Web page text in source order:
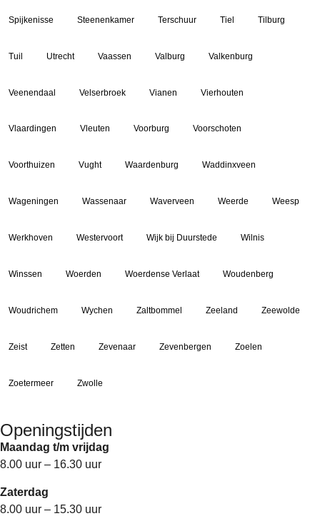
Spijkenisse Steenenkamer Terschuur Tiel Tilburg
Tuil Utrecht Vaassen Valburg Valkenburg
Veenendaal Velserbroek Vianen Vierhouten
Vlaardingen Vleuten Voorburg Voorschoten
Voorthuizen Vught Waardenburg Waddinxveen
Wageningen Wassenaar Waverveen Weerde Weesp
Werkhoven Westervoort Wijk bij Duurstede Wilnis
Winssen Woerden Woerdense Verlaat Woudenberg
Woudrichem Wychen Zaltbommel Zeeland Zeewolde
Zeist Zetten Zevenaar Zevenbergen Zoelen
Zoetermeer Zwolle
Openingstijden
Maandag t/m vrijdag
8.00 uur – 16.30 uur
Zaterdag
8.00 uur – 15.30 uur